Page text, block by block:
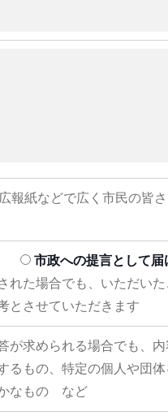
報紙などで広く市民の皆
市政への提言として届
れた場合でも、いただい
とさせていただきます
が求められる場合でも、
るもの、特定の個人や団
なもの など